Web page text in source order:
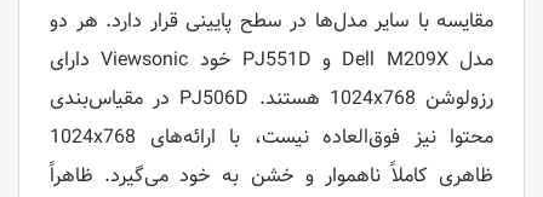
مقایسه با سایر مدل‌ها در سطح پایینی قرار دارد. هر دو
مدل Dell M209X و PJ551D خود Viewsonic دارای
رزولوشن 1024x768 هستند. PJ506D در مقیاس‌بندی
محتوا نیز فوق‌العاده نیست، با ارائه‌های 1024x768
ظاهری کاملاً ناهموار و خشن به خود می‌گیرد. ظاهراً